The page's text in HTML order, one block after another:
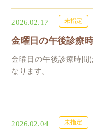
2026.02.17 未指定
金曜日の午後診療
金曜日の午後診療時間
なります。
2026.02.04 未指定